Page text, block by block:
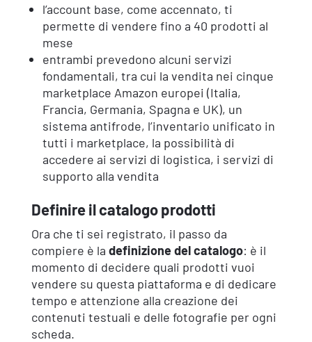
l’account base, come accennato, ti
permette di vendere fino a 40 prodotti al
mese
entrambi prevedono alcuni servizi
fondamentali, tra cui la vendita nei cinque
marketplace Amazon europei (Italia,
Francia, Germania, Spagna e UK), un
sistema antifrode, l’inventario unificato in
tutti i marketplace, la possibilità di
accedere ai servizi di logistica, i servizi di
supporto alla vendita
Definire il catalogo prodotti
Ora che ti sei registrato, il passo da
compiere è la definizione del catalogo: è il
momento di decidere quali prodotti vuoi
vendere su questa piattaforma e di dedicare
tempo e attenzione alla creazione dei
contenuti testuali e delle fotografie per ogni
scheda.